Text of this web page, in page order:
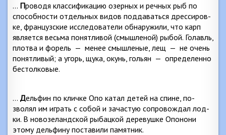
… Проводя классификацию озерных и речных рыб по
способности отдельных видов поддаваться дрессиров­
ке, французские исследователи обнаружили, что карп
является весьма понятливой (смышленой) рыбой. Го­лавль,
плотва и форель — менее смышленые, лещ — не очень
понятливый; а угорь, щука, окунь, гольян — определенно
бестолковые.
… Дельфин по кличке Опо катал детей на спине, по­
зволял им играть с собой и зачастую сопровождал лод­
ки. В новозеландской рыбацкой деревушке Опонони
это­му дельфину поставили памятник.